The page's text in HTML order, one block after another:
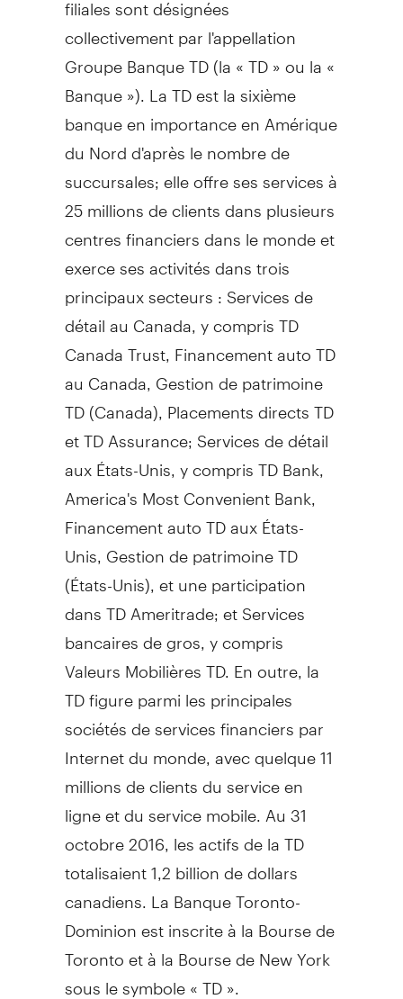
collectivement par l'appellation
Groupe Banque TD (la « TD » ou la «
Banque »). La TD est la sixième
banque en importance en Amérique
du Nord d'après le nombre de
succursales; elle offre ses services à
25 millions de clients dans plusieurs
centres financiers dans le monde et
exerce ses activités dans trois
principaux secteurs : Services de
détail au Canada , y compris TD
Canada Trust, Financement auto TD
au Canada Gestion depatrimoine
TD (Canada), Placements directs TD
et TD Assurance; Services de détail
aux États-Unis, y compris TD Bank,
America's Most Convenient Bank,
Financement auto TD aux États-
Unis, Gestion depatrimoine TD
(États-Unis), et une participation
dans TD Ameritrade; et Services
bancaires de gros, y compris
Valeurs Mobilières TD. En outre, la
TD figure parmi les principales
sociétés de services financiers par
Internet du monde, avec quelque 11
millions de clients du service en
ligne et du service mobile. Au 31
octobre 2016, les actifs de la TD
totalisaient 1,2 billion de dollars
canadiens. La Banque Toronto-
Dominion est inscrite à la Bourse de
Torontoet à la Bourse deNew York
sous le symbole « TD ».